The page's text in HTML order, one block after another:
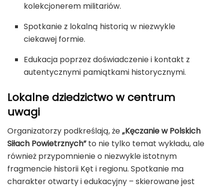
kolekcjonerem militariów.
Spotkanie z lokalną historią w niezwykle
ciekawej formie.
Edukacja poprzez doświadczenie i kontakt z
autentycznymi pamiątkami historycznymi.
Lokalne dziedzictwo w centrum
uwagi
Organizatorzy podkreślają, że„Kęczanie w Polskich
Siłach Powietrznych”to nie tylko temat wykładu, ale
również przypomnienie o niezwykle istotnym
fragmencie historii Kęt i regionu. Spotkanie ma
charakter otwarty i edukacyjny – skierowane jest